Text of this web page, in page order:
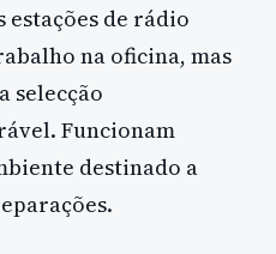
estações de rádio
na oficina, mas
selecção
Funcionam
destinado a